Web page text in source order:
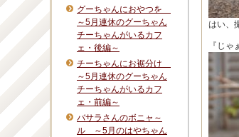
はい、
『じ
グーちゃんにおやつを
～5月連休のグーちゃん
チーちゃんがいるカフ
ェ・後編～
チーちゃんにお裾分け
～5月連休のグーちゃん
チーちゃんがいるカフ
ェ・前編～
バサラさんのボニャ～
ル ～5月のはやちゃん